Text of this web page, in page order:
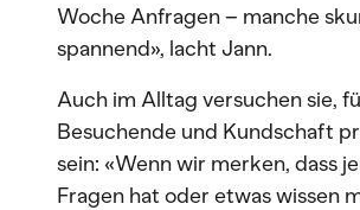
Woche Anfragen – manche
spannend», lacht Jann.
Auch im Alltag versuchen sie,
Besuchende und Kundschaft
sein: «Wenn wir merken, dass
Fragen hat oder etwas wissen